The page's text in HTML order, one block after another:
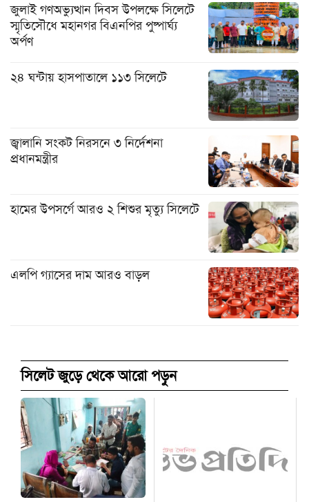
জুলাই গণঅভ্যুত্থান দিবস উপলক্ষে সিলেটে
স্মৃতিসৌধে মহানগর বিএনপির পুষ্পার্ঘ্য
অর্পণ
২৪ ঘন্টায় হাসপাতালে ১১৩ সিলেটে
জ্বালানি সংকট নিরসনে ৩ নির্দেশনা
প্রধানমন্ত্রীর
হামের উপসর্গে আরও ২ শিশুর মৃত্যু সিলেটে
এলপি গ্যাসের দাম আরও বাড়ল
সিলেট জুড়ে থেকে আরো পড়ুন